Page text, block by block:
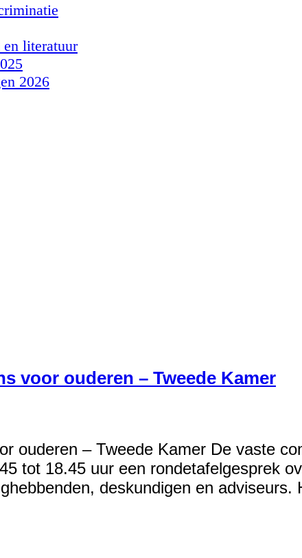
literatuur
2026
voor ouderen – Tweede Kamer
ouderen – Tweede Kamer De vaste
tot 18.45 uur een rondetafelgesprek
deskundigen en